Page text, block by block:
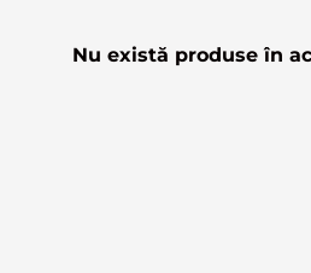
Nu există produse în